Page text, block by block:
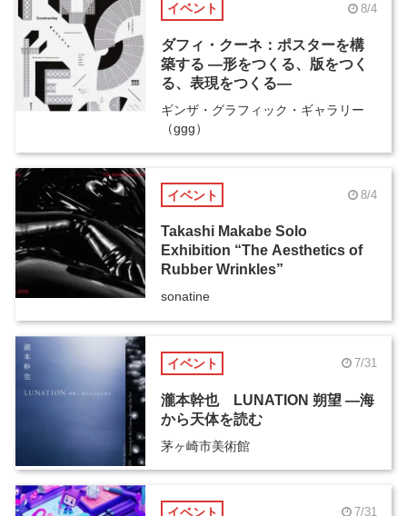
イベント 8/4
ダフィ・クーネ：ポスターを構
築する ―形をつくる、版をつく
る、表現をつくる―
ギンザ・グラフィック・ギャラリー
（ggg）
イベント 8/4
Takashi Makabe Solo
Exhibition “The Aesthetics of
Rubber Wrinkles”
sonatine
イベント 7/31
瀧本幹也 LUNATION 朔望 ―海
から天体を読む
茅ヶ崎市美術館
イベント 7/31